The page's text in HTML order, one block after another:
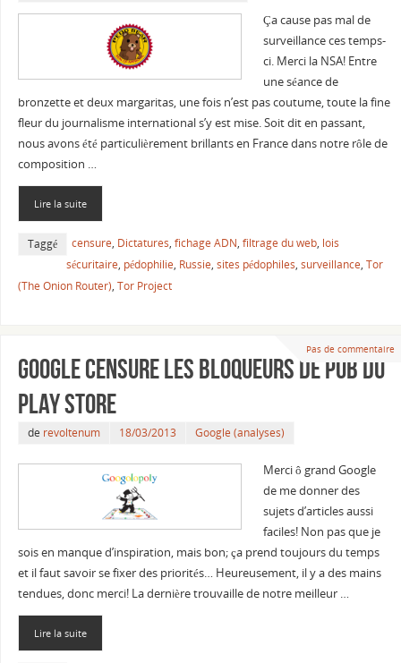
Ça cause pas mal de
surveillance ces temps-
ci. Merci la NSA! Entre
une séance de
bronzette et deux margaritas, une fois n’est pas coutume, toute la fine
fleur du journalisme international s’y est mise. Soit dit en passant,
nous avons été particulièrement brillants en France dans notre rôle de
composition …
Lire la suite
Taggé censure, Dictatures, fichage ADN, filtrage du web, lois
sécuritaire, pédophilie, Russie, sites pédophiles, surveillance, Tor
(The Onion Router), Tor Project
Pas de commentaire
Google censure les bloqueurs de pub du
Play Store
de revoltenum 18/03/2013 Google (analyses)
Merci ô grand Google
de me donner des
sujets d’articles aussi
faciles! Non pas que je
sois en manque d’inspiration, mais bon; ça prend toujours du temps
et il faut savoir se fixer des priorités… Heureusement, il y a des mains
tendues, donc merci! La dernière trouvaille de notre meilleur …
Lire la suite